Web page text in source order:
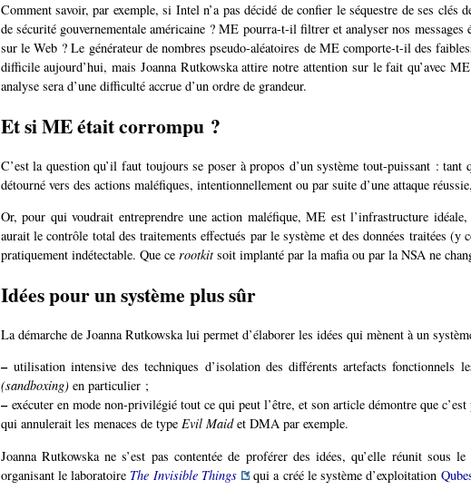
Comment savoir, par exemple, si Intel n’a pas décidé de confier le séquestre de ses clés
de sécurité gouvernementale américaine ? ME pourra-t-il filtrer et analyser nos
sur le Web ? Le générateur de nombres pseudo-aléatoires de ME comporte-t-il des
difficile aujourd’hui, mais Joanna Rutkowska attire notre attention sur le fait qu’avec
analyse sera d’une difficulté accrue d’un ordre de grandeur.
Et si ME était corrompu ?
C’est la question qu’il faut toujours se poser à propos d’un système tout-puissant : tant
détourné vers des actions maléfiques, intentionnellement ou par suite d’une attaque
Or, pour qui voudrait entreprendre une action maléfique, ME est l’infrastructure
aurait le contrôle total des traitements effectués par le système et des données traitées
pratiquement indétectable. Que ce rootkitsoit implanté par la mafia ou par la NSA ne
Idées pour un système plus sûr
La démarche de Joanna Rutkowska lui permet d’élaborer les idées qui mènent à un
–utilisation intensive des techniques d’isolation des différents artefacts fonctionnels
(sandboxing)en particulier ;
–exécuter en mode non-privilégié tout ce qui peut l’être, et son article démontre que
qui annulerait les menaces de type Evil Maidet DMA par exemple.
Joanna Rutkowska ne s’est pas contentée de proférer des idées, qu’elle réunit sous
organisant le laboratoire The Invisible Things qui a créé le système d’exploitation